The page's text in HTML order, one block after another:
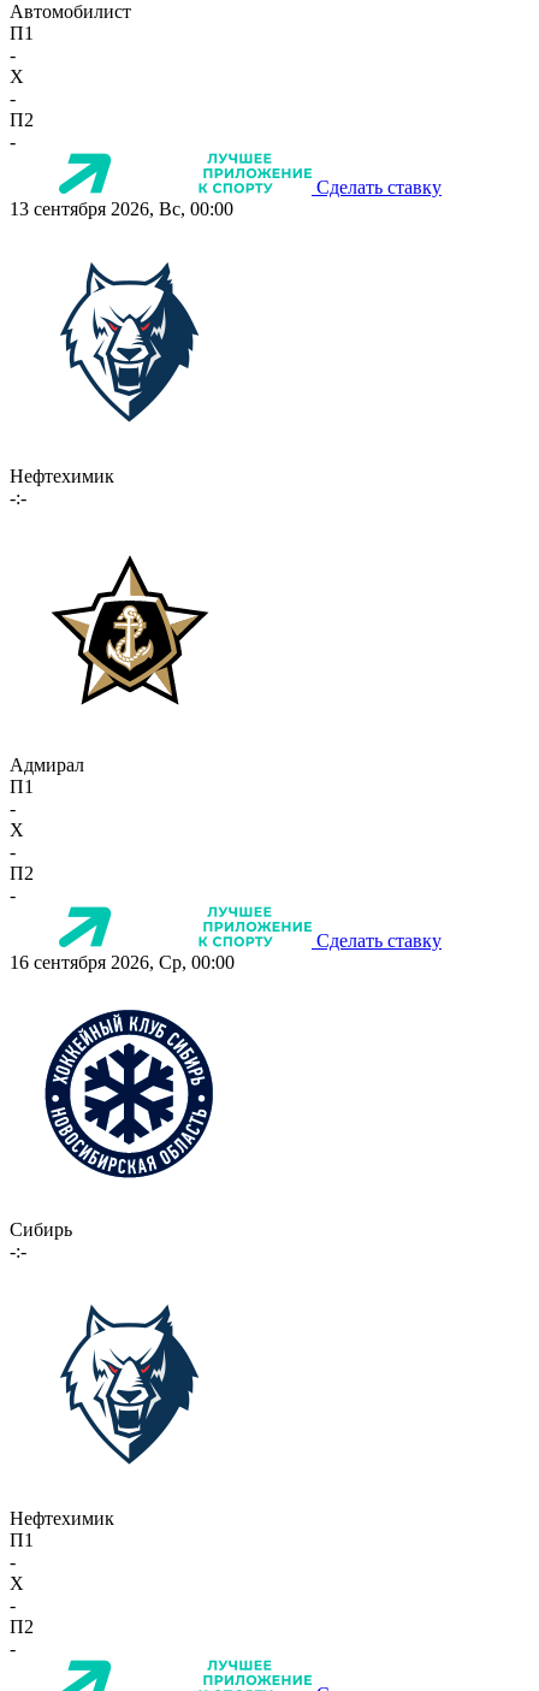
Автомобилист
П1
-
X
-
П2
-
Сделать ставку
13 сентября 2026, Вс, 00:00
Нефтехимик
-:-
Адмирал
П1
-
X
-
П2
-
Сделать ставку
16 сентября 2026, Ср, 00:00
Сибирь
-:-
Нефтехимик
П1
-
X
-
П2
-